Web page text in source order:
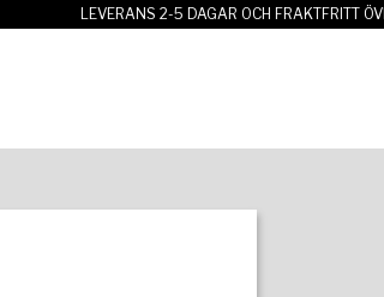
LEVERANS 2-5 DAGAR OCH FRAKTFRITT